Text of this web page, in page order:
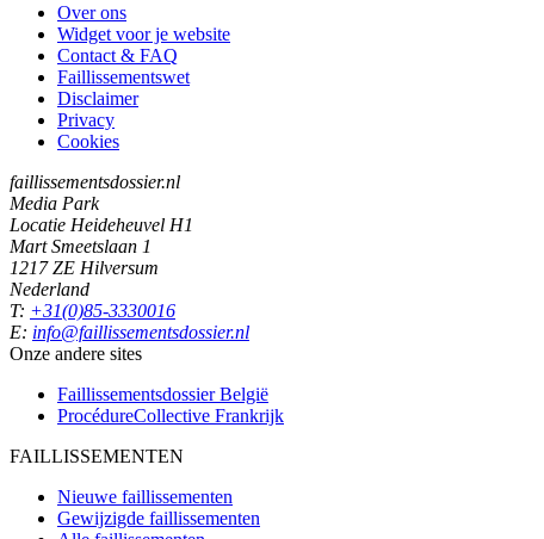
Over ons
Widget voor je website
Contact & FAQ
Faillissementswet
Disclaimer
Privacy
Cookies
faillissementsdossier.nl
Media Park
Locatie Heideheuvel H1
Mart Smeetslaan 1
1217 ZE Hilversum
Nederland
T: +31(0)85-3330016
E: info@faillissementsdossier.nl
Onze andere sites
Faillissementsdossier België
ProcédureCollective Frankrijk
FAILLISSEMENTEN
Nieuwe faillissementen
Gewijzigde faillissementen